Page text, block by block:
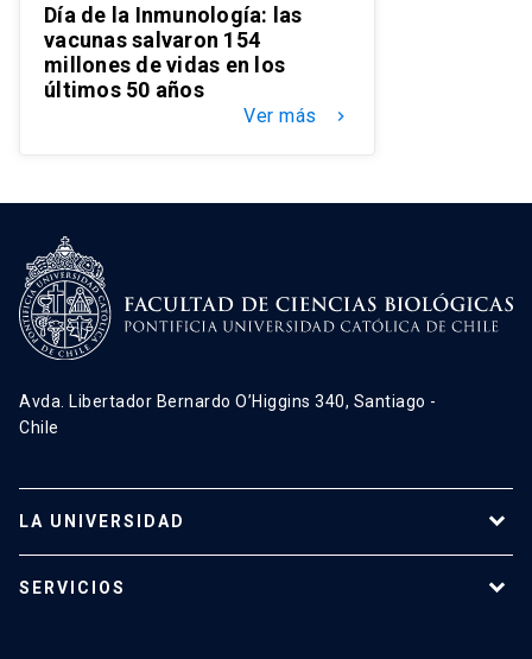
Día de la Inmunología: las
vacunas salvaron 154
millones de vidas en los
últimos 50 años
Ver más keyboard_arrow_right
Avda. Libertador Bernardo O’Higgins 340, Santiago -
Chile
LA UNIVERSIDAD
SERVICIOS